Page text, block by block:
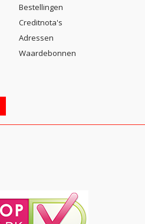
Bestellingen
Creditnota's
Adressen
Waardebonnen